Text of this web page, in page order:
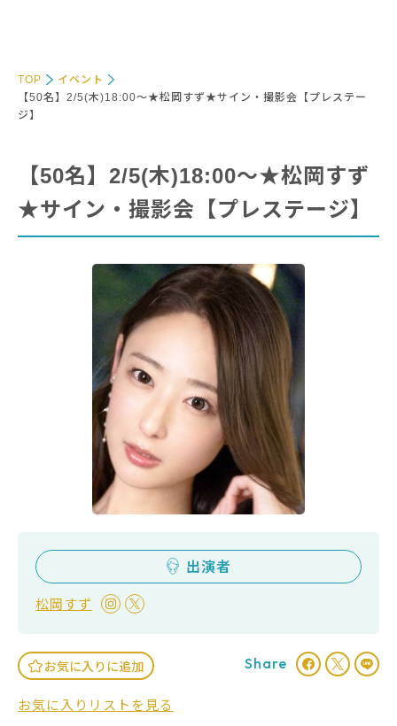
TOP
イベント
【50名】2/5(木)18:00～★松岡すず★サイン・撮影会【プレステー
ジ】
【50名】2/5(木)18:00～★松岡すず
★サイン・撮影会【プレステージ】
出演者
松岡すず
お気に入りに追加
お気に入りリストを見る
Share